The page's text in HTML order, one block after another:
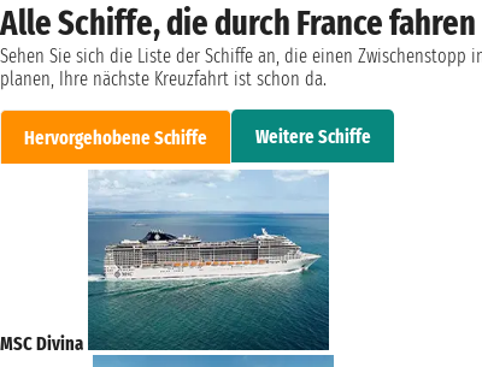
Alle Schiffe, die durch France fahren
Sehen Sie sich die Liste der Schiffe an, die einen Zwischenstopp
planen, Ihre nächste Kreuzfahrt ist schon da.
Hervorgehobene Schiffe Weitere Schiffe
MSC Divina